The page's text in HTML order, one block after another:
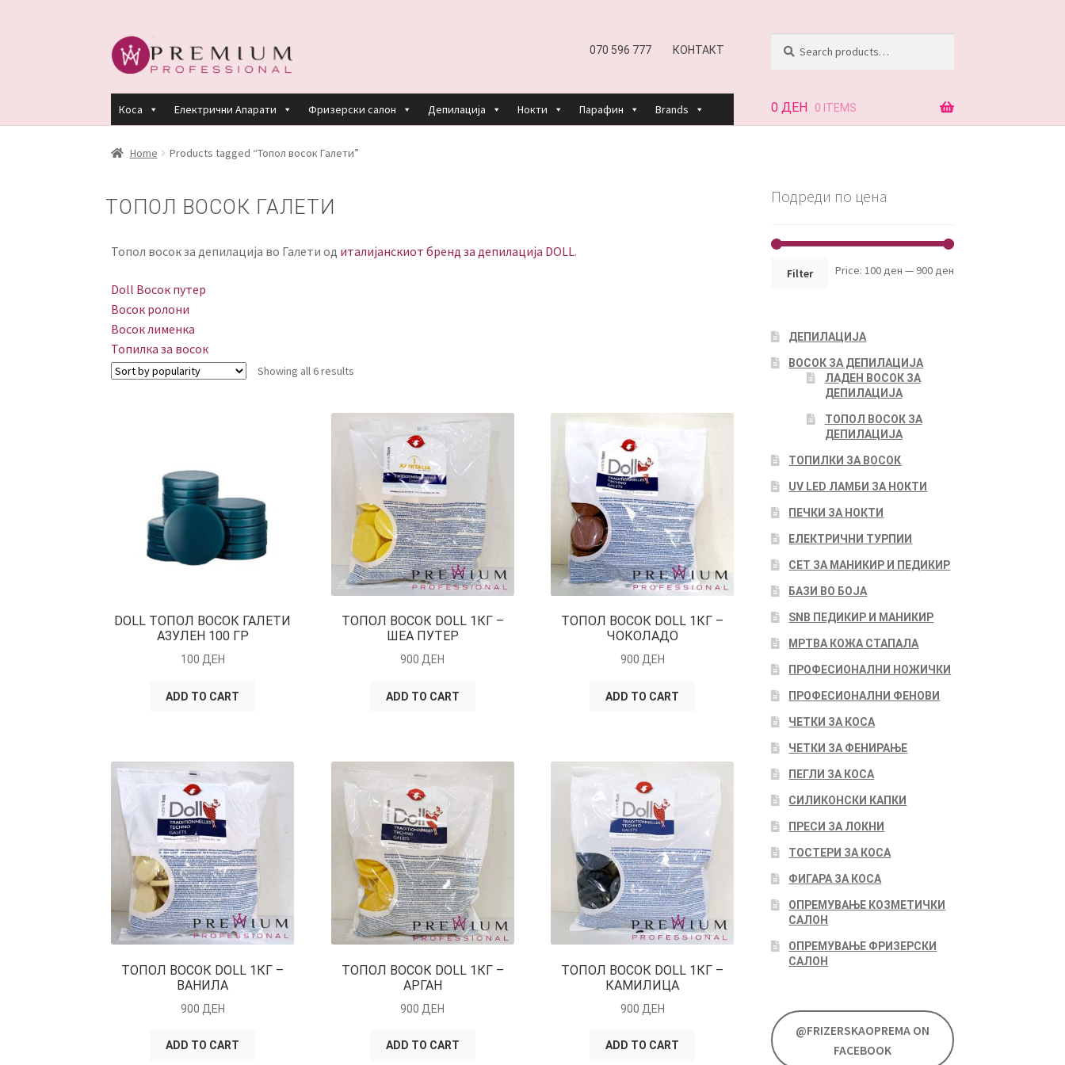
Skip
to
Skip
to
070 596 777 КОНТАКТ
for:
Коса Електрични Апарати Фризерски салон Депилација Нокти Парафин Brands
HOME PREMIUM PROFESSIONAL LINKS REFUND AND RETURNS POLICY
0 ДЕН 0 ITEMS
Home Products tagged “Топол восок Галети”
ТОПОЛ ВОСОК ГАЛЕТИ
Топол восок за депилација во Галети од италијанскиот бренд за депилација DOLL.
Doll Восок путер
Восок ролони
Восок лименка
Топилка за восок
Showing all 6 results
DOLL ТОПОЛ ВОСОК ГАЛЕТИ
АЗУЛЕН 100 ГР
100 ДЕН
ADD TO CART
ТОПОЛ ВОСОК DOLL 1КГ –
ШЕА ПУТЕР
900 ДЕН
ADD TO CART
ТОПОЛ ВОСОК DOLL 1КГ –
ЧОКОЛАДО
900 ДЕН
ADD TO CART
ТОПОЛ ВОСОК DOLL 1КГ –
ВАНИЛА
900 ДЕН
ADD TO CART
ТОПОЛ ВОСОК DOLL 1КГ –
АРГАН
900 ДЕН
ADD TO CART
ТОПОЛ ВОСОК DOLL 1КГ –
КАМИЛИЦА
900 ДЕН
ADD TO CART
Подреди по цена
Min
Max
Filter Price: 100 ден — 900 ден
ДЕПИЛАЦИЈА
ВОСОК ЗА ДЕПИЛАЦИЈА
ЛАДЕН ВОСОК ЗА
ДЕПИЛАЦИЈА
ТОПОЛ ВОСОК ЗА
ДЕПИЛАЦИЈА
ТОПИЛКИ ЗА ВОСОК
UV LED ЛАМБИ ЗА НОКТИ
ПЕЧКИ ЗА НОКТИ
ЕЛЕКТРИЧНИ ТУРПИИ
СЕТ ЗА МАНИКИР И ПЕДИКИР
БАЗИ ВО БОЈА
SNB ПЕДИКИР И МАНИКИР
МРТВА КОЖА СТАПАЛА
ПРОФЕСИОНАЛНИ НОЖИЧКИ
ПРОФЕСИОНАЛНИ ФЕНОВИ
ЧЕТКИ ЗА КОСА
ЧЕТКИ ЗА ФЕНИРАЊЕ
ПЕГЛИ ЗА КОСА
СИЛИКОНСКИ КАПКИ
ПРЕСИ ЗА ЛОКНИ
ТОСТЕРИ ЗА КОСА
ФИГАРА ЗА КОСА
ОПРЕМУВАЊЕ КОЗМЕТИЧКИ
САЛОН
ОПРЕМУВАЊЕ ФРИЗЕРСКИ
САЛОН
@FRIZERSKAOPREMA ON
FACEBOOK